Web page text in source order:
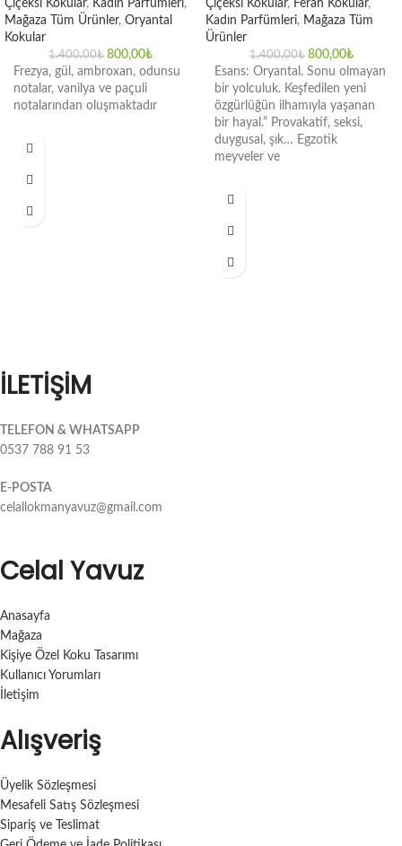
Çiçeksi Kokular, Kadın Parfümleri,
Mağaza Tüm Ürünler, Oryantal
Kokular
1.400,00₺ 800,00₺
Frezya, gül, ambroxan, odunsu
notalar, vanilya ve paçuli
notalarından oluşmaktadır
Çiçeksi Kokular, Ferah Kokular,
Kadın Parfümleri, Mağaza Tüm
Ürünler
1.400,00₺ 800,00₺
Esans: Oryantal. Sonu olmayan
bir yolculuk. Keşfedilen yeni
özgürlüğün ilhamıyla yaşanan
bir hayal.” Provakatif, seksi,
duygusal, şık… Egzotik
meyveler ve
İLETİŞİM
TELEFON & WHATSAPP
0537 788 91 53
E-POSTA
celallokmanyavuz@gmail.com
Celal Yavuz
Anasayfa
Mağaza
Kişiye Özel Koku Tasarımı
Kullanıcı Yorumları
İletişim
Alışveriş
Üyelik Sözleşmesi
Mesafeli Satış Sözleşmesi
Sipariş ve Teslimat